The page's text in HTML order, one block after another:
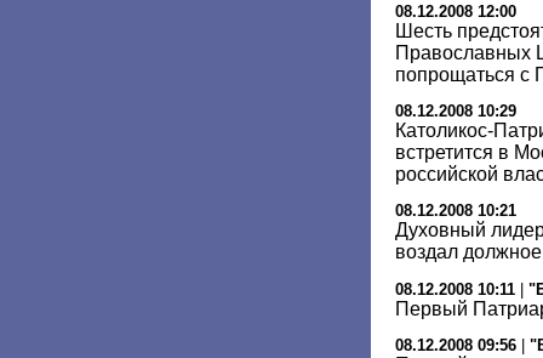
08.12.2008 12:00
Шесть
Православных
попрощаться с
08.12.2008 10:29
Католикос-
встретится в
российской
08.12.2008 10:21
Духовный
воздал
08.12.2008 10:11 |
Первый
08.12.2008 09:56